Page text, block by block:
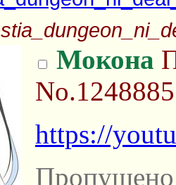
Мокона
No.1248885
https://
Пропущено